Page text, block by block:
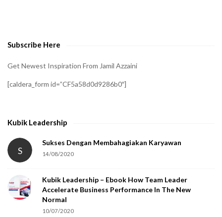
Subscribe Here
Get Newest Inspiration From Jamil Azzaini
[caldera_form id=”CF5a58d0d9286b0″]
Kubik Leadership
S
Sukses Dengan Membahagiakan Karyawan
14/08/2020
Kubik Leadership – Ebook How Team Leader
Accelerate Business Performance In The New
Normal
10/07/2020